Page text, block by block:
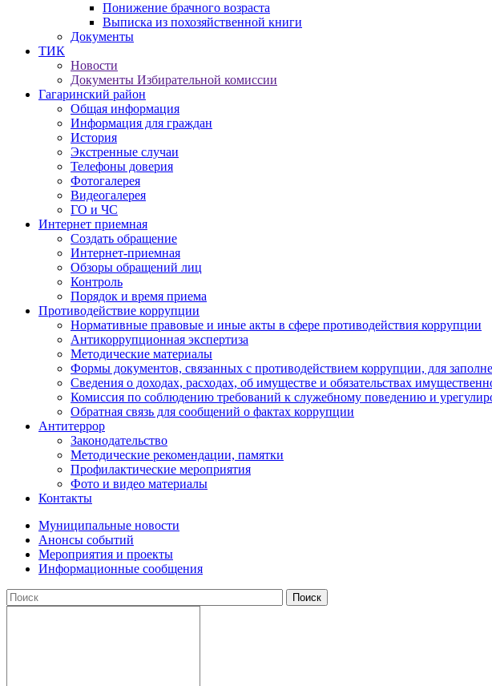
Понижение брачного возраста
Выписка из похозяйственной книги
Документы
ТИК
Новости
Документы Избирательной комиссии
Гагаринский район
Общая информация
Информация для граждан
История
Экстренные случаи
Телефоны доверия
Фотогалерея
Видеогалерея
ГО и ЧС
Интернет приемная
Создать обращение
Интернет-приемная
Обзоры обращений лиц
Контроль
Порядок и время приема
Противодействие коррупции
Нормативные правовые и иные акты в сфере противодействия коррупции
Антикоррупционная экспертиза
Методические материалы
Формы документов, связанных с противодействием коррупции, для
Сведения о доходах, расходах, об имуществе и обязательствах
Комиссия по соблюдению требований к служебному поведению и
Обратная связь для сообщений о фактах коррупции
Антитеррор
Законодательство
Методические рекомендации, памятки
Профилактические мероприятия
Фото и видео материалы
Контакты
Муниципальные новости
Анонсы событий
Мероприятия и проекты
Информационные сообщения